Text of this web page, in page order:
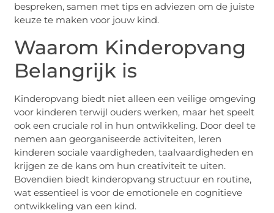
bespreken, samen met tips en adviezen om de juiste
keuze te maken voor jouw kind.
Waarom Kinderopvang
Belangrijk is
Kinderopvang biedt niet alleen een veilige omgeving
voor kinderen terwijl ouders werken, maar het speelt
ook een cruciale rol in hun ontwikkeling. Door deel te
nemen aan georganiseerde activiteiten, leren
kinderen sociale vaardigheden, taalvaardigheden en
krijgen ze de kans om hun creativiteit te uiten.
Bovendien biedt kinderopvang structuur en routine,
wat essentieel is voor de emotionele en cognitieve
ontwikkeling van een kind.